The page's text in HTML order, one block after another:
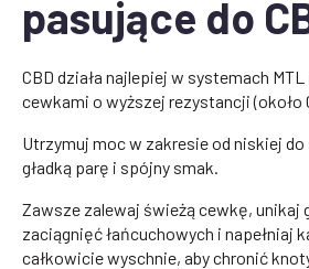
pasujące do
CBD działa najlepiej w systemach
cewkami o wyższej rezystancji (około
Utrzymuj moc w zakresie od niskiej do
gładką parę i spójny smak.
Zawsze zalewaj świeżą cewkę, unikaj
zaciągnięć łańcuchowych i napełniaj
całkowicie wyschnie, aby chronić